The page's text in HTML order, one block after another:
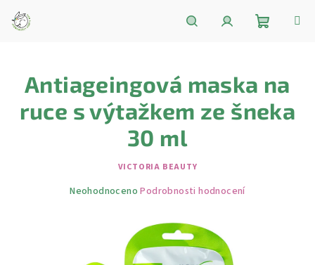
obsah
košík
Antiageingová maska ​​na
ruce s výtažkem ze šneka
30 ml
VICTORIA BEAUTY
Průměrné
Neohodnoceno Podrobnosti hodnocení